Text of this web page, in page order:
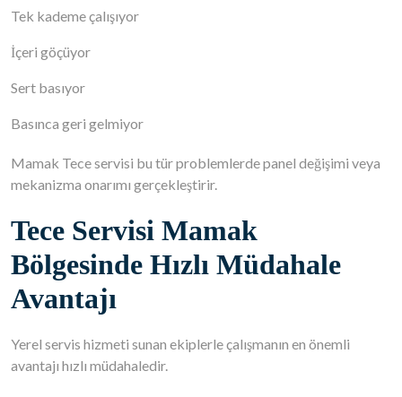
Tek kademe çalışıyor
İçeri göçüyor
Sert basıyor
Basınca geri gelmiyor
Mamak Tece servisi bu tür problemlerde panel değişimi veya
mekanizma onarımı gerçekleştirir.
Tece Servisi Mamak
Bölgesinde Hızlı Müdahale
Avantajı
Yerel servis hizmeti sunan ekiplerle çalışmanın en önemli
avantajı hızlı müdahaledir.